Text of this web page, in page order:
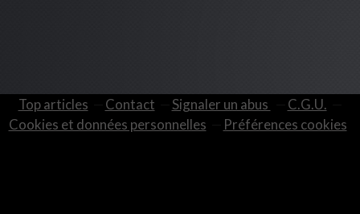
Top articles Contact Signaler un abus
C.G.U.
Cookies et données personnelles
Préférences cookies